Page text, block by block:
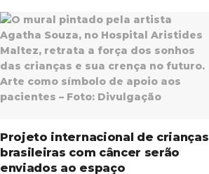
Projeto internacional de crianças
brasileiras com câncer serão
enviados ao espaço